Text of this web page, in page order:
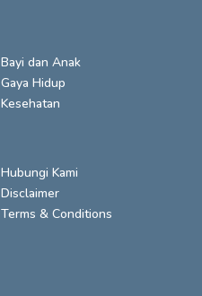
Bayi dan Anak
Gaya Hidup
Kesehatan
Hubungi Kami
Disclaimer
Terms & Conditions